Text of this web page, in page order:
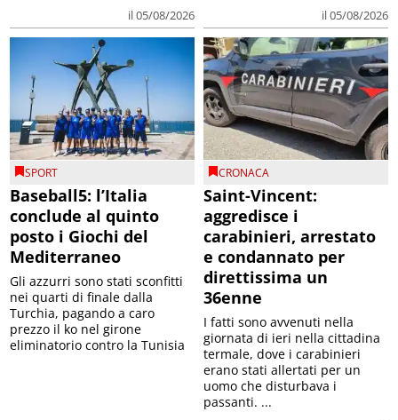
il 05/08/2026 il 05/08/2026
SPORT
Baseball5: l’Italia
conclude al quinto
posto i Giochi del
Mediterraneo
Gli azzurri sono stati sconfitti
nei quarti di finale dalla
Turchia, pagando a caro
prezzo il ko nel girone
eliminatorio contro la Tunisia
CRONACA
Saint-Vincent:
aggredisce i
carabinieri, arrestato
e condannato per
direttissima un
36enne
I fatti sono avvenuti nella
giornata di ieri nella cittadina
termale, dove i carabinieri
erano stati allertati per un
uomo che disturbava i
passanti. ...